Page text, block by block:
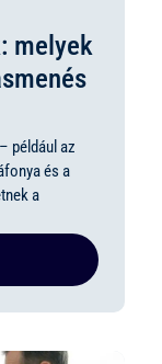
melyek
például az
és a
a